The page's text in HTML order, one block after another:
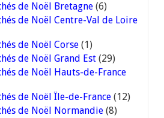
de Noël Bretagne (6)
de Noël Centre-Val de Loire
de Noël Corse (1)
de Noël Grand Est (29)
de Noël Hauts-de-France
de Noël Île-de-France (12)
de Noël Normandie (8)